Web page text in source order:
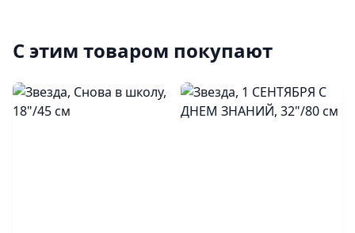
С этим товаром покупают